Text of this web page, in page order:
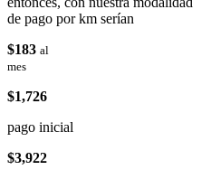
de pago por km serían
$183 al
mes
$1,726
pago inicial
$3,922